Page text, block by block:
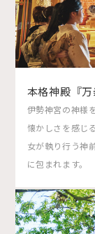
本格神殿『
伊勢神宮の神様
懐かしさを感じ
女が執り行う神
に包まれます。